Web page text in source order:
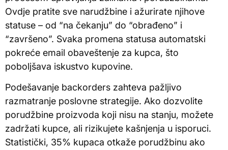
Ovdje pratite sve narudžbine i ažurirate njihove
statuse – od “na čekanju” do “obrađeno” i
“završeno”. Svaka promena statusa automatski
pokreće email obaveštenje za kupca, što
poboljšava iskustvo kupovine.
Podešavanje backorders zahteva pažljivo
razmatranje poslovne strategije. Ako dozvolite
porudžbine proizvoda koji nisu na stanju, možete
zadržati kupce, ali rizikujete kašnjenja u isporuci.
Statistički, 35% kupaca otkaže porudžbinu ako